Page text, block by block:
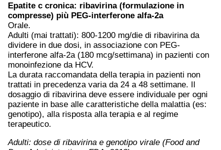
Epatite c cronica: ribavirina (formulazione in
compresse) più PEG-interferone alfa-2a
Orale.
Adulti (mai trattati): 800-1200 mg/die di ribavirina da
dividere in due dosi, in associazione con PEG-
interferone alfa-2a (180 mcg/settimana) in pazienti con
monoinfezione da HCV.
La durata raccomandata della terapia in pazienti non
trattati in precedenza varia da 24 a 48 settimane. Il
dosaggio di ribavirina deve essere individuale per ogni
paziente in base alle caratteristiche della malattia (es:
genotipo), alla risposta alla terapia e al regime
terapeutico.
Adulti: dose di ribavirina e genotipo virale (Food and